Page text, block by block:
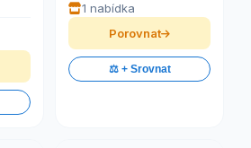
1 nabídka
Porovnat
⚖️ + Srovnat